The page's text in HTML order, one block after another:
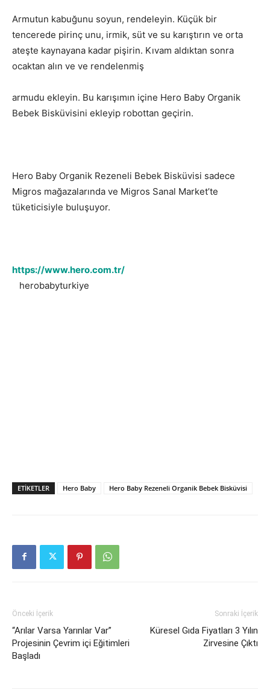
Armutun kabuğunu soyun, rendeleyin. Küçük bir
tencerede pirinç unu, irmik, süt ve su karıştırın ve orta
ateşte kaynayana kadar pişirin. Kıvam aldıktan sonra
ocaktan alın ve ve rendelenmiş
armudu ekleyin. Bu karışımın içine Hero Baby Organik
Bebek Bisküvisini ekleyip robottan geçirin.
Hero Baby Organik Rezeneli Bebek Bisküvisi sadece
Migros mağazalarında ve Migros Sanal Market’te
tüketicisiyle buluşuyor.
https://www.hero.com.tr/
herobabyturkiye
ETIKETLER Hero Baby Hero Baby Rezeneli Organik Bebek Bisküvisi
Önceki İçerik
“Arılar Varsa Yarınlar Var”
Projesinin Çevrim içi Eğitimleri
Başladı
Sonraki İçerik
Küresel Gıda Fiyatları 3 Yılın
Zirvesine Çıktı